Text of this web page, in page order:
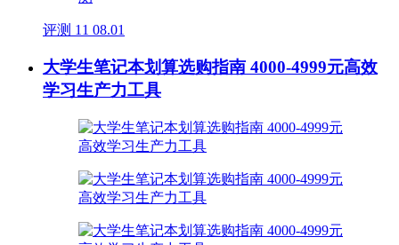
评测 11 08.01
大学生笔记本划算选购指南 4000-4999元高效
学习生产力工具